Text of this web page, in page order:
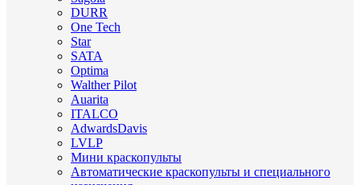
DURR
One Tech
Star
SATA
Optima
Walther Pilot
Auarita
ITALCO
AdwardsDavis
LVLP
Мини краскопульты
Автоматические краскопульты и специального